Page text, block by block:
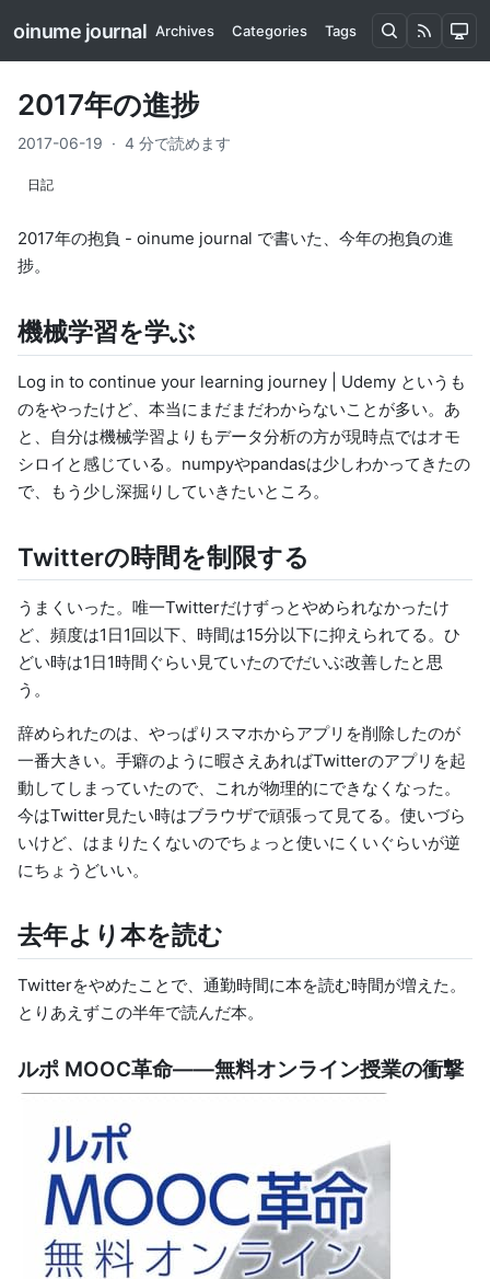
oinume journal Archives Categories Tags
2017年の進捗
2017-06-19 · 4 分で読めます
日記
2017年の抱負 - oinume journal で書いた、今年の抱負の進
捗。
機械学習を学ぶ
Log in to continue your learning journey | Udemy というも
のをやったけど、本当にまだまだわからないことが多い。あ
と、自分は機械学習よりもデータ分析の方が現時点ではオモ
シロイと感じている。numpyやpandasは少しわかってきたの
で、もう少し深掘りしていきたいところ。
Twitterの時間を制限する
うまくいった。唯一Twitterだけずっとやめられなかったけ
ど、頻度は1日1回以下、時間は15分以下に抑えられてる。ひ
どい時は1日1時間ぐらい見ていたのでだいぶ改善したと思
う。
辞められたのは、やっぱりスマホからアプリを削除したのが
一番大きい。手癖のように暇さえあればTwitterのアプリを起
動してしまっていたので、これが物理的にできなくなった。
今はTwitter見たい時はブラウザで頑張って見てる。使いづら
いけど、はまりたくないのでちょっと使いにくいぐらいが逆
にちょうどいい。
去年より本を読む
Twitterをやめたことで、通勤時間に本を読む時間が増えた。
とりあえずこの半年で読んだ本。
ルポ MOOC革命――無料オンライン授業の衝撃